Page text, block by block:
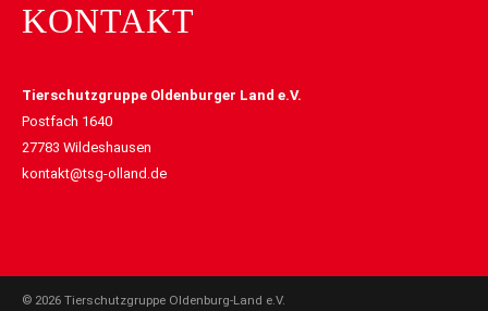
KONTAKT
Tierschutzgruppe Oldenburger Land e.V.
Postfach 1640
27783 Wildeshausen
kontakt@tsg-olland.de
© 2026 Tierschutzgruppe Oldenburg-Land e.V.